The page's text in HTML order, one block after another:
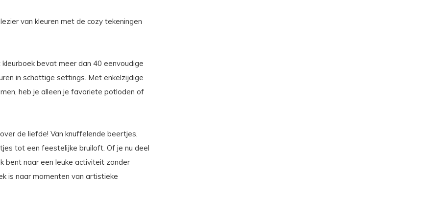
van kleuren met de cozy tekeningen
bevat meer dan 40 eenvoudige
in schattige settings. Met enkelzijdige
heb je alleen je favoriete potloden of
de liefde! Van knuffelende beertjes,
tot een feestelijke bruiloft. Of je nu deel
bent naar een leuke activiteit zonder
is naar momenten van artistieke